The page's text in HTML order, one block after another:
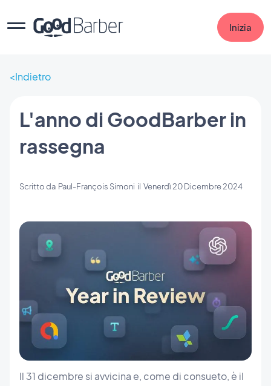
Inizia
Indietro
L'anno di GoodBarber in
rassegna
Scritto da Paul-François Simoni il Venerdì 20 Dicembre 2024
Il 31 dicembre si avvicina e, come di consueto, è il